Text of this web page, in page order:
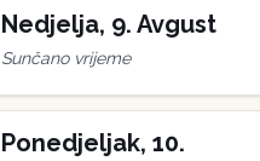
Nedjelja, 9. Avgust
Sunčano vrijeme
Ponedjeljak, 10.